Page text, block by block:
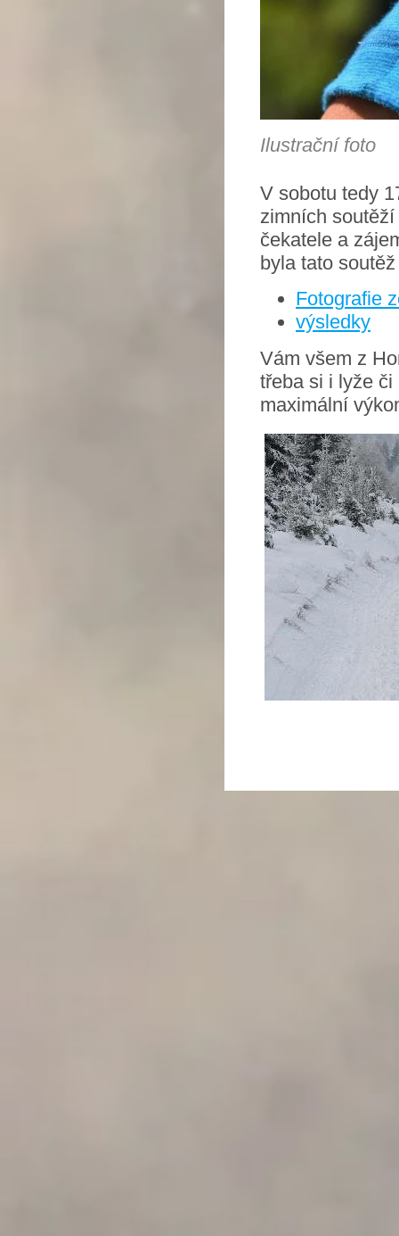
Ilustrační foto
V sobotu tedy
zimních
čekatele a
byla tato
Fotografie
výsledky
Vám všem z
třeba si i lyže
maximální